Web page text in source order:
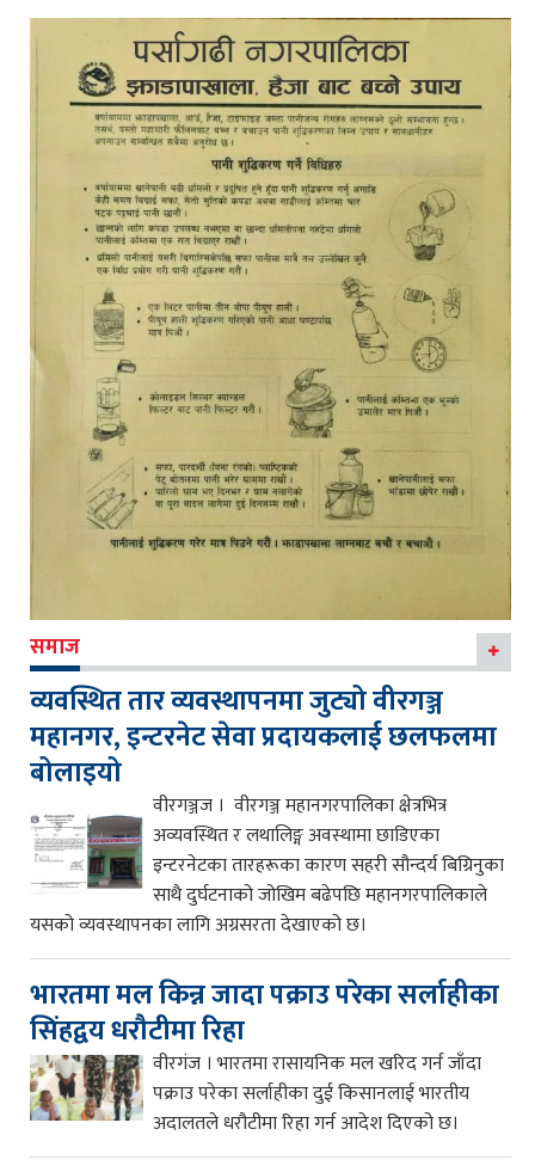
समाज
व्यवस्थित तार व्यवस्थापनमा जुट्यो वीरगञ्ज
महानगर, इन्टरनेट सेवा प्रदायकलाई छलफलमा
बोलाइयो
वीरगञ्जज । वीरगञ्ज महानगरपालिका क्षेत्रभित्र
अव्यवस्थित र लथालिङ्ग अवस्थामा छाडिएका
इन्टरनेटका तारहरूका कारण सहरी सौन्दर्य बिग्रिनुका
साथै दुर्घटनाको जोखिम बढेपछि महानगरपालिकाले
यसको व्यवस्थापनका लागि अग्रसरता देखाएको छ।
भारतमा मल किन्न जादा पक्राउ परेका सर्लाहीका
सिंहद्वय धरौटीमा रिहा
वीरगंज । भारतमा रासायनिक मल खरिद गर्न जाँदा
पक्राउ परेका सर्लाहीका दुई किसानलाई भारतीय
अदालतले धरौटीमा रिहा गर्न आदेश दिएको छ।